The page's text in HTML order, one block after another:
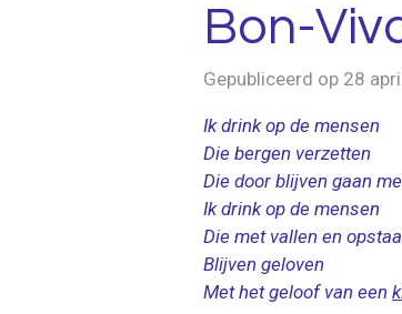
Bon-
Gepubliceerd op 28
Ik drink op de mensen
Die bergen verzetten
Die door blijven gaan
Ik drink op de mensen
Die met vallen en
Blijven geloven
Met het geloof van een